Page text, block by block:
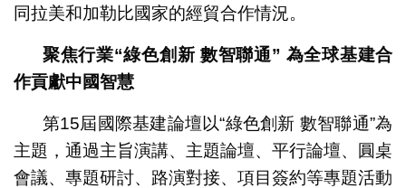
同拉美和加勒比國家的經貿合作情況。
聚焦行業“綠色創新 數智聯通” 為全球基建合
作貢獻中國智慧
第15屆國際基建論壇以“綠色創新 數智聯通”為
主題，通過主旨演講、主題論壇、平行論壇、圓桌
會議、專題研討、路演對接、項目簽約等專題活動